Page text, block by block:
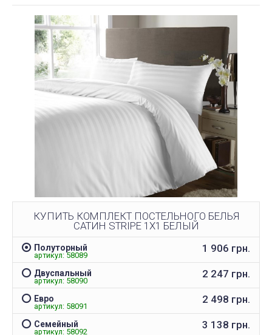
КУПИТЬ КОМПЛЕКТ ПОСТЕЛЬНОГО БЕЛЬЯ
САТИН STRIPE 1Х1 БЕЛЫЙ
Полуторный
артикул: 58089
1 906 грн.
Двуспальный
артикул: 58090
2 247 грн.
Евро
артикул: 58091
2 498 грн.
Семейный
артикул: 58092
3 138 грн.